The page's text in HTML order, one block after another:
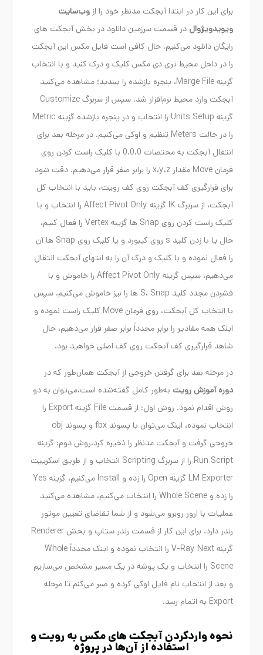
برای این کار در ابتدا آبجکت مدنظر خود را ازوب‌سایت
ویویدویژوال در قسمت سرزمین دانلود در بخش آبجکت های
رایگان دانلود می‌کنیم. حال کافی است فایل مکس این آبجکت
را در داخل محیط تری دی مکس کلیک و درک کنید و با انتخاب
گزینه Marge File، پنجره بازشده را ببندید؛ مشاهده می‌کنید
آبجکت وارد محیط نرم‌افزار شد. سپس از سربرگ Customize
گزینه Units Setup را انتخاب و در پنجره بازشده گزینه Metric
را در حالت Meters تنظیم و اوکی می‌کنیم. در مرحله بعد برای
انتقال آبجکت به مختصات 0.0.0 با کلیک راست کردن روی
فرمان Move مقدار x،y،z را برابر صفر قرار می‌دهیم. دقت شود
برای قرارگیری کف آبجکت روی کف رویت، باید با انتخاب کل
آبجکت، از سربرگ IK گزینه Affect Pivot Only را انتخاب و با
کلیک راست کردن روی Snap ها گزینه Vertex را فعال کنیم،
حال یا با زدن کلید s روی کیبورد و یا کلیک روی Snap ها آن
را فعال نموده و با کلیک و درک آن را به انتهای آبجکت انتقال
می‌دهیم، سپس گزینه Affect Pivot Only را خاموش و با
فشردن مجدد کلید S، Snap ها را نیز خاموش می‌کنیم. سپس
با انتخاب کل آبجکت، روی فرمان Move کلیک راست نموده و
اینک همه مقادیر را برابر مجدداً برابر صفر قرار می‌دهیم، حال
شاهد قرارگیری کف آبجکت روی کف اصلی خواهید بود.
در مرحله بعد برای گرفتن خروجی از آبجکت همان‌طور که در
دوره آموزش رویت به‌طور کامل گفته‌شده است،می‌توان به دو
روش اقدام نمود. روش اول: از قسمت File گزینه Export را
انتخاب نموده، اینک می‌توان با پسوند fbx و پسوند obj
خروجی گرفت و آبجکت مدنظر را ذخیره کرد.روش دوم: گزینه
Run Script را از سربرگ Scripting انتخاب و از طریق اسکریپت
LM Exporter گزینه Open را زده و Install می‌کنیم، گزینه Yes
را زده و Whole Scene را انتخاب می‌کنیم، مشاهده می‌کنید
عملیات با ارور روبرو می‌شود و از شما تقاضای تعیین موتور
رندر دارد. برای این کار از قسمت رندر ستاپ و بخش Renderer
گزینه V-Ray Next را انتخاب نموده و اینک مجدداً Whole
Scene را انتخاب و یک پوشه در یک مسیر مشخص می‌سازیم
و بعد از انتخاب نام فایل اوکی کرده و صبر می‌کنم تا مرحله
Export به اتمام رسد.
نحوه واردکردن آبجکت های مکس به رویت و
استفاده از آن‌ها در پروژه